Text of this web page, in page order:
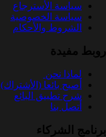
سياسة الأسترجاع
سياسة الخصوصية
الشروط والأحكام
روبط مفيدة
لماذا نحن
أصبح بائعا (الأشتراك)
شرح تطبيق البائع
أتصل بنا
برنامج الشركاء